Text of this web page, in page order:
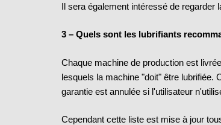
Il sera également intéressé de regarder
3 – Quels sont les lubrifiants
Chaque machine de production est
lesquels la machine "doit" être lubrifiée.
garantie est annulée si l'utilisateur
Cependant cette liste est mise à jour